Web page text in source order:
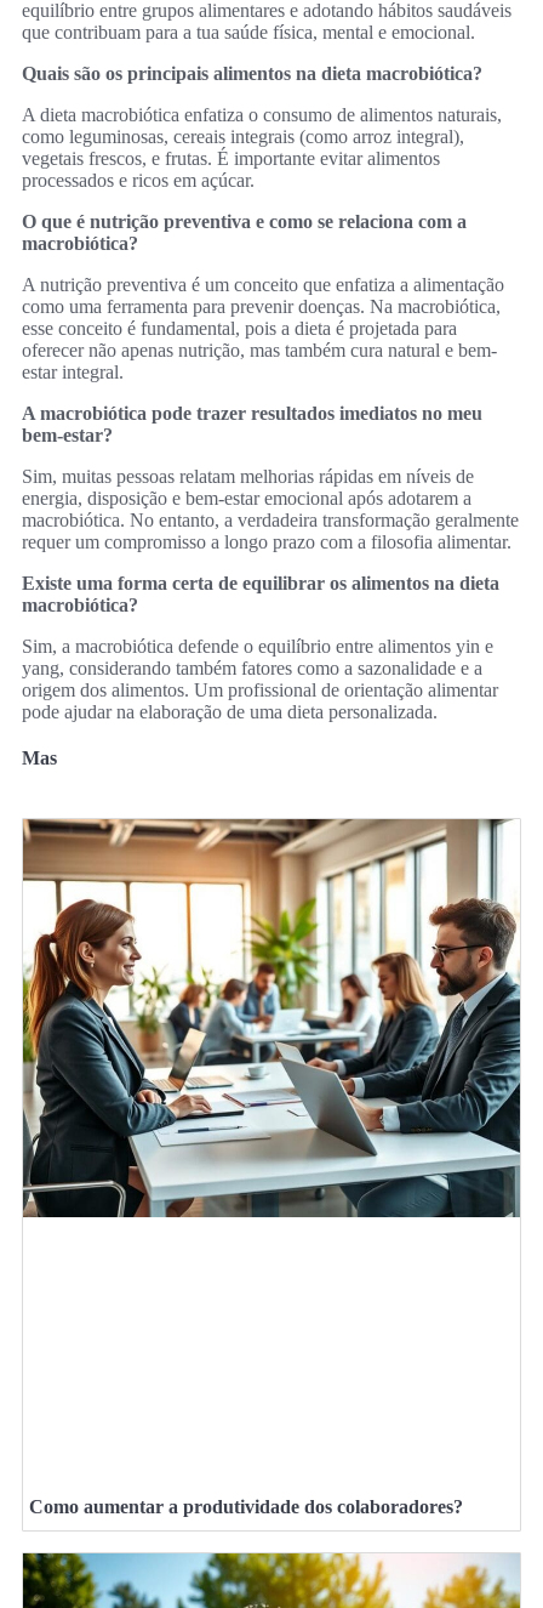
equilíbrio entre grupos alimentares e adotando hábitos saudáveis
que contribuam para a tua saúde física, mental e emocional.
Quais são os principais alimentos na dieta macrobiótica?
A dieta macrobiótica enfatiza o consumo de alimentos naturais,
como leguminosas, cereais integrais (como arroz integral),
vegetais frescos, e frutas. É importante evitar alimentos
processados e ricos em açúcar.
O que é nutrição preventiva e como se relaciona com a
macrobiótica?
A nutrição preventiva é um conceito que enfatiza a alimentação
como uma ferramenta para prevenir doenças. Na macrobiótica,
esse conceito é fundamental, pois a dieta é projetada para
oferecer não apenas nutrição, mas também cura natural e bem-
estar integral.
A macrobiótica pode trazer resultados imediatos no meu
bem-estar?
Sim, muitas pessoas relatam melhorias rápidas em níveis de
energia, disposição e bem-estar emocional após adotarem a
macrobiótica. No entanto, a verdadeira transformação geralmente
requer um compromisso a longo prazo com a filosofia alimentar.
Existe uma forma certa de equilibrar os alimentos na dieta
macrobiótica?
Sim, a macrobiótica defende o equilíbrio entre alimentos yin e
yang, considerando também fatores como a sazonalidade e a
origem dos alimentos. Um profissional de orientação alimentar
pode ajudar na elaboração de uma dieta personalizada.
Mas
Como aumentar a produtividade dos colaboradores?